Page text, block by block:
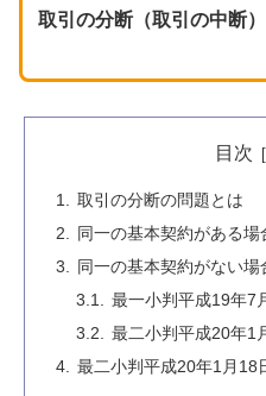
取引の分断（取引の中断）
目次
取引の分断の問題とは
同一の基本契約がある場
同一の基本契約がない場
最一小判平成19年7
最二小判平成20年1
最二小判平成20年1月18